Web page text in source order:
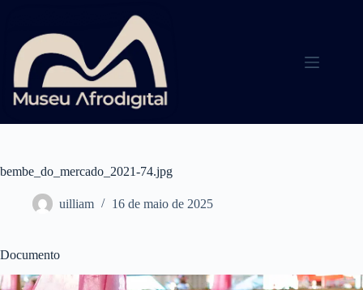
conteúdo
bembe_do_mercado_2021-74.jpg
uilliam 16 de maio de 2025
Documento